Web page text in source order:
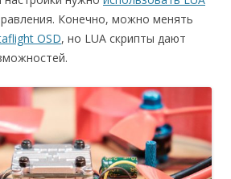
Конечно, можно менять
OSD, но LUA скрипты дают